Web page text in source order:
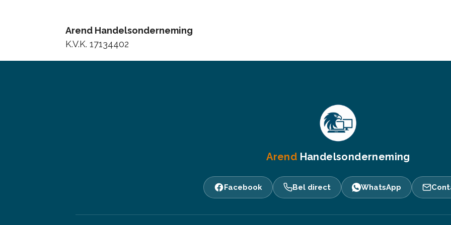
Arend Handelsonderneming
K.V.K. 17134402
Arend Handelsonderneming
Facebook Bel direct WhatsApp